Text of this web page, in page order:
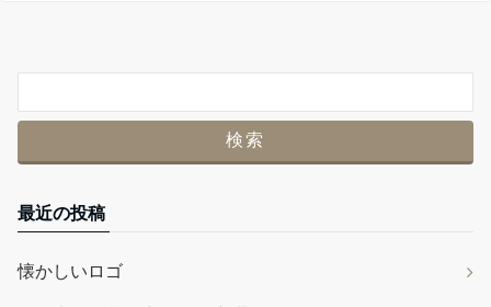
最近の投稿
懐かしいロゴ